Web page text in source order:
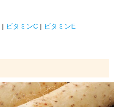
| ビタミンC | ビタミンE